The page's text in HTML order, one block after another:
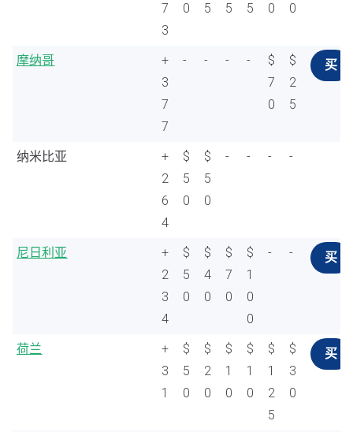
7
3
0
5
5
5
0
0
摩纳哥
+
3
7
7
- - - -
$
7
0
$
2
5
买
纳米比亚
+
2
6
4
$
5
0
$
5
0
- - - -
尼日利亚
+
2
3
4
$
5
0
$
4
0
$
7
0
$
1
0
0
- - 买
荷兰
+
3
1
$
5
0
$
2
0
$
1
0
$
1
0
$
1
2
5
$
3
0
买